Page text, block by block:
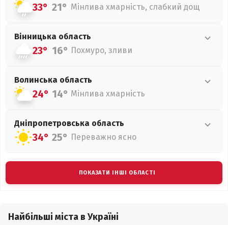
33° 21° Мінлива хмарність, слабкий дощ
Вінницька область
23° 16° Похмуро, зливи
Волинська область
24° 14° Мінлива хмарність
Дніпропетровська область
34° 25° Переважно ясно
ПОКАЗАТИ ІНШІ ОБЛАСТІ
Найбільші міста в Україні